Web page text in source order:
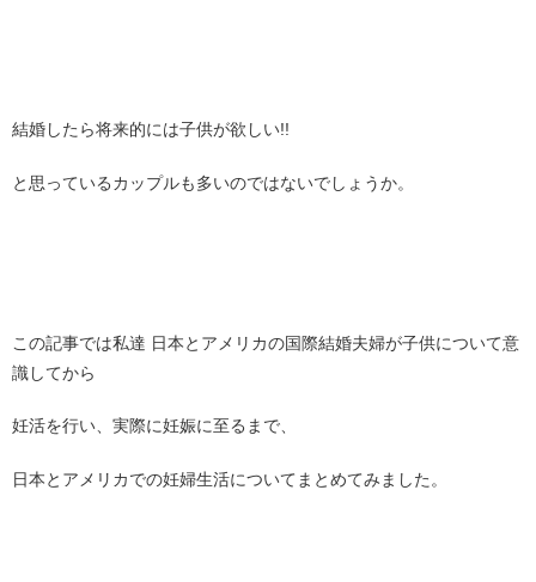
結婚したら将来的には子供が欲しい!!
と思っているカップルも多いのではないでしょうか。
この記事では私達 日本とアメリカの国際結婚夫婦が子供について意
識してから
妊活を行い、実際に妊娠に至るまで、
日本とアメリカでの妊婦生活についてまとめてみました。